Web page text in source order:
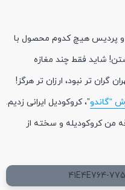
پردیس هیچ کدوم محصول با
شاید فقط چند مغازه
گران تر نبود، ارزان تر هرگز!
“گاندو”، کروکودیل ایرانی زدیم.
من کروکودیله و سخته از